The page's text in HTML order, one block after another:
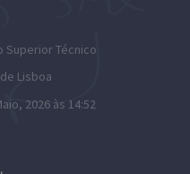
Superior Técnico
Lisboa
2026 às 14:52